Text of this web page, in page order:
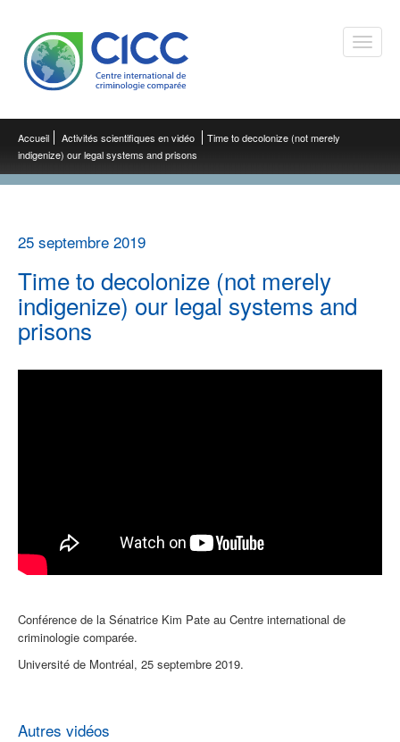
Toggle
Accueil Activités scientifiques en vidéo
Time to decolonize (not merely
indigenize) our legal systems and prisons
25 septembre 2019
Time to decolonize (not merely
indigenize) our legal systems and
prisons
Conférence de la Sénatrice Kim Pate au Centre international de
criminologie comparée.
Université de Montréal, 25 septembre 2019.
Autres vidéos